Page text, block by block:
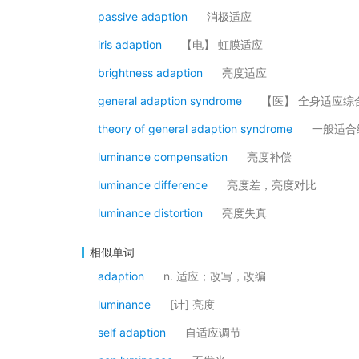
passive adaption 消极适应
iris adaption 【电】 虹膜适应
brightness adaption 亮度适应
general adaption syndrome 【医】 全身适应综
theory of general adaption syndrome 一般适
luminance compensation 亮度补偿
luminance difference 亮度差，亮度对比
luminance distortion 亮度失真
相似单词
adaption
n. 适应；改写，改编
luminance [计] 亮度
self adaption 自适应调节